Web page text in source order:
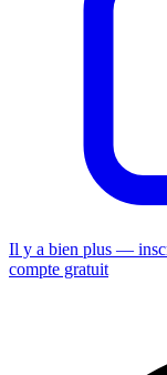
Il y a bien plus —
compte gratuit